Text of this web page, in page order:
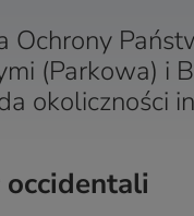
Ochrony
(Parkowa) i
okoliczności